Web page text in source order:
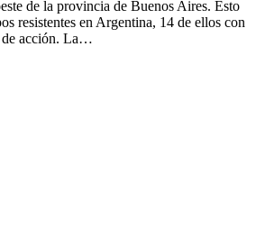
de la provincia de Buenos Aires. Esto
resistentes en Argentina, 14 de ellos con
de acción. La…